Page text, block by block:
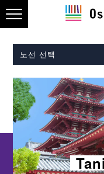
노선 선택
Midosuji Line
Tanimachi Line
Yotsubashi
Chuo Line
Sennichimae
Sakaisuji Line
Nagahori
Imazatosuji
New Tram